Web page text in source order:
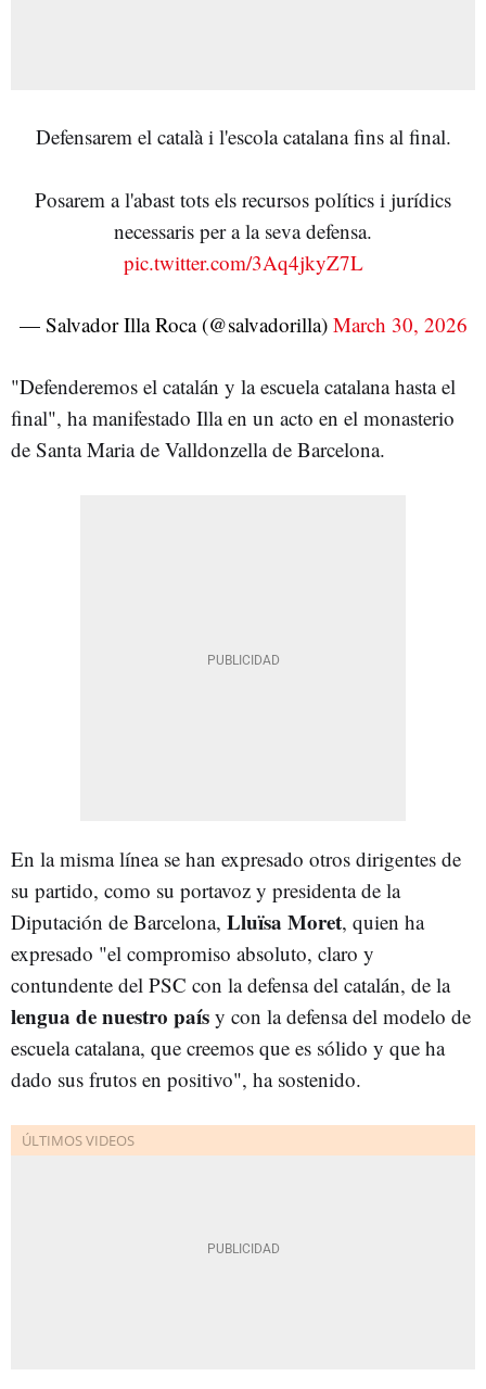
Defensarem el català i l'escola catalana fins al final.
Posarem a l'abast tots els recursos polítics i jurídics
necessaris per a la seva defensa.
pic.twitter.com/3Aq4jkyZ7L
— Salvador Illa Roca (@salvadorilla) March 30, 2026
"Defenderemos el catalán y la escuela catalana hasta el
final", ha manifestado Illa en un acto en el monasterio
de Santa Maria de Valldonzella de Barcelona.
En la misma línea se han expresado otros dirigentes de
su partido, como su portavoz y presidenta de la
Diputación de Barcelona, Lluïsa Moret, quien ha
expresado "el compromiso absoluto, claro y
contundente del PSC con la defensa del catalán, de la
lengua de nuestro país y con la defensa del modelo de
escuela catalana, que creemos que es sólido y que ha
dado sus frutos en positivo", ha sostenido.